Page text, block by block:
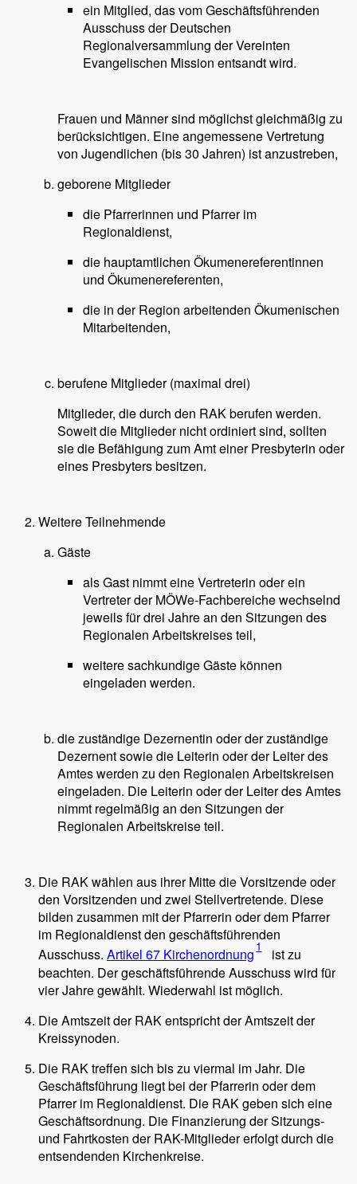
ein Mitglied, das vom Geschäftsführenden
Ausschuss der Deutschen
Regionalversammlung der Vereinten
Evangelischen Mission entsandt wird.
Frauen und Männer sind möglichst gleichmäßig zu
berücksichtigen. Eine angemessene Vertretung
von Jugendlichen (bis 30 Jahren) ist anzustreben,
geborene Mitglieder
die Pfarrerinnen und Pfarrer im
Regionaldienst,
die hauptamtlichen Ökumenereferentinnen
und Ökumenereferenten,
die in der Region arbeitenden Ökumenischen
Mitarbeitenden,
berufene Mitglieder (maximal drei)
Mitglieder, die durch den RAK berufen werden.
Soweit die Mitglieder nicht ordiniert sind, sollten
sie die Befähigung zum Amt einer Presbyterin oder
eines Presbyters besitzen.
Weitere Teilnehmende
Gäste
als Gast nimmt eine Vertreterin oder ein
Vertreter der MÖWe-Fachbereiche wechselnd
jeweils für drei Jahre an den Sitzungen des
Regionalen Arbeitskreises teil,
weitere sachkundige Gäste können
eingeladen werden.
die zuständige Dezernentin oder der zuständige
Dezernent sowie die Leiterin oder der Leiter des
Amtes werden zu den Regionalen Arbeitskreisen
eingeladen. Die Leiterin oder der Leiter des Amtes
nimmt regelmäßig an den Sitzungen der
Regionalen Arbeitskreise teil.
Die RAK wählen aus ihrer Mitte die Vorsitzende oder
den Vorsitzenden und zwei Stellvertretende. Diese
bilden zusammen mit der Pfarrerin oder dem Pfarrer
im Regionaldienst den geschäftsführenden
Ausschuss. Artikel 67 Kirchenordnung 1
ist zu
beachten. Der geschäftsführende Ausschuss wird für
vier Jahre gewählt. Wiederwahl ist möglich.
Die Amtszeit der RAK entspricht der Amtszeit der
Kreissynoden.
Die RAK treffen sich bis zu viermal im Jahr. Die
Geschäftsführung liegt bei der Pfarrerin oder dem
Pfarrer im Regionaldienst. Die RAK geben sich eine
Geschäftsordnung. Die Finanzierung der Sitzungs-
und Fahrtkosten der RAK-Mitglieder erfolgt durch die
entsendenden Kirchenkreise.